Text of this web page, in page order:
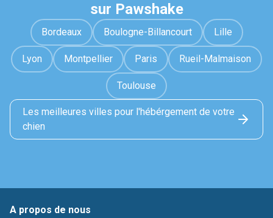
sur Pawshake
Bordeaux Boulogne-Billancourt Lille
Lyon Montpellier Paris Rueil-Malmaison
Toulouse
Les meilleures villes pour l'hébérgement de votre
chien
A propos de nous